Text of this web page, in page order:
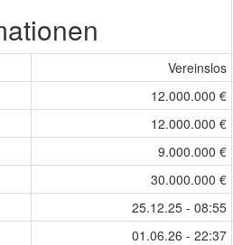
Vereinslos
12.000.000 €
12.000.000 €
9.000.000 €
30.000.000 €
25.12.25 - 08:55
01.06.26 - 22:37